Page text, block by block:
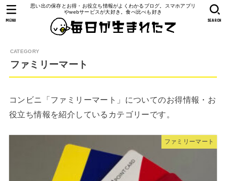
思い出の保存とお得・お役立ち情報がよくわかるブログ。スマホアプリ
やwebサービスが大好き。食べ比べも好き
SEARCH
MENU
ファミリーマート
コンビニ「ファミリーマート」についてのお得情報・お
役立ち情報を紹介しているカテゴリーです。
ファミリーマート